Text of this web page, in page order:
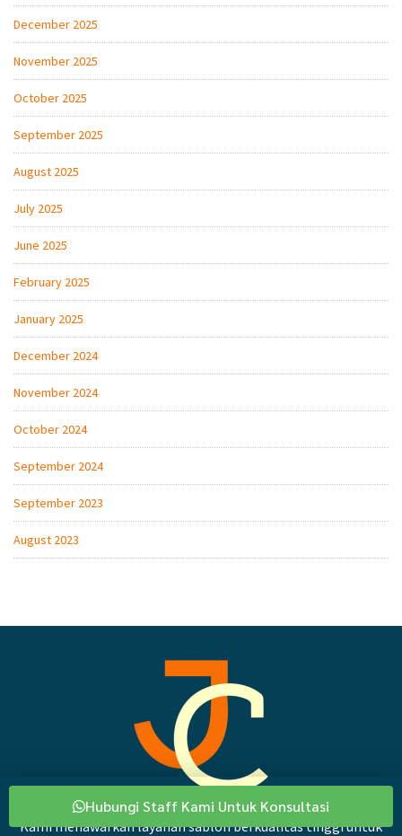
December 2025
November 2025
October 2025
September 2025
August 2025
July 2025
June 2025
February 2025
January 2025
December 2024
November 2024
October 2024
September 2024
September 2023
August 2023
Kami menawarkan layanan sablon berkualitas tinggi untuk
Hubungi Staff Kami Untuk Konsultasi